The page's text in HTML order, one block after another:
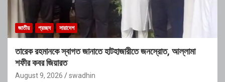
জাতীয় প্রচ্ছদ সারাদেশ
তারেক রহমানকে স্বাগত জানাতে হাটহাজারীতে জনস্রোত, আল্লামা
শফীর কবর জিয়ারত
August 9, 2026 swadhin